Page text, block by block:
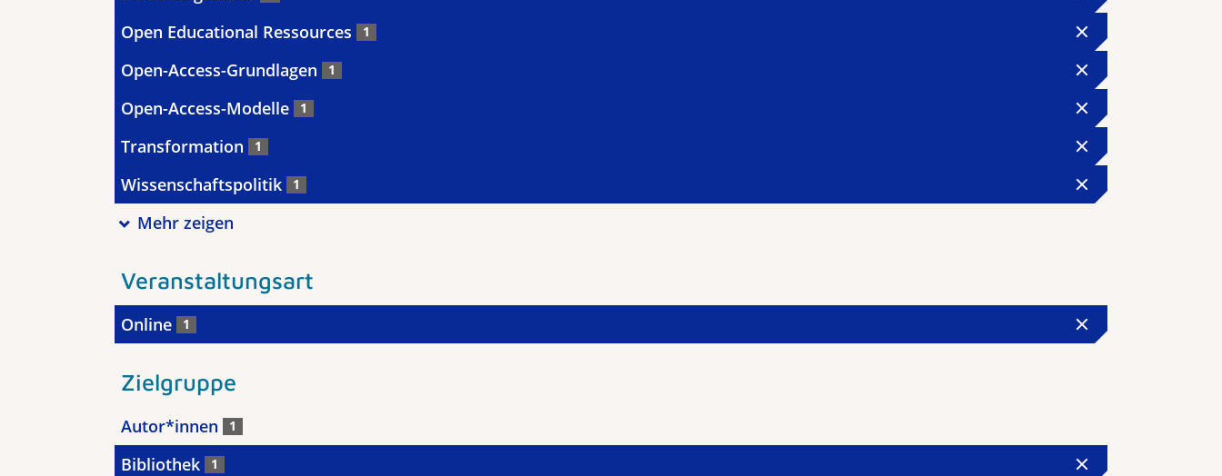
Open Educational Ressources 1
Open-Access-Grundlagen 1
Open-Access-Modelle 1
Transformation 1
Wissenschaftspolitik 1
Mehr zeigen
Veranstaltungsart
Online 1
Zielgruppe
Autor*innen 1
Bibliothek 1